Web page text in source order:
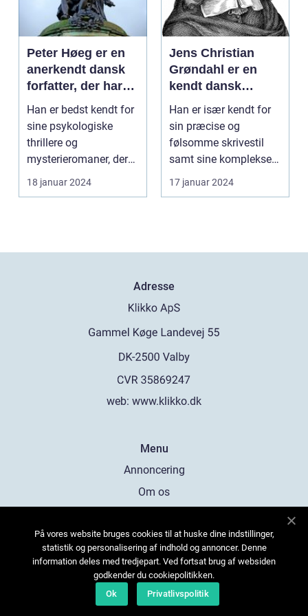
Peter Høeg er en
anerkendt dansk
forfatter, der har
skrevet adskillige
bøger inden for
forskellige genrer
og stilarter
Han er bedst kendt for
sine psykologiske
thrillere og
mysterieromaner, der
ofte kombinerer
spænding ...
18 januar 2024
Jens Christian
Grøndahl er en
kendt dansk
forfatter, der har
skrevet en række
populære bøger
Han er især kendt for
sin præcise og
følsomme skrivestil
samt sine komplekse
karakterer og
tematikke...
17 januar 2024
Adresse
web: www.klikko.dk
Menu
Annoncering
Om os
Kontakt os
Sitemap
På vores website bruges cookies til at huske dine indstillinger,
statistik og personalisering af indhold og annoncer. Denne
information deles med tredjepart. Ved fortsat brug af websiden
godkender du cookiepolitikken.
Ok
Privatlivspolitik